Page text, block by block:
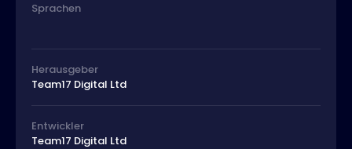
Sprachen
Herausgeber
Team17 Digital Ltd
Entwickler
Team17 Digital Ltd